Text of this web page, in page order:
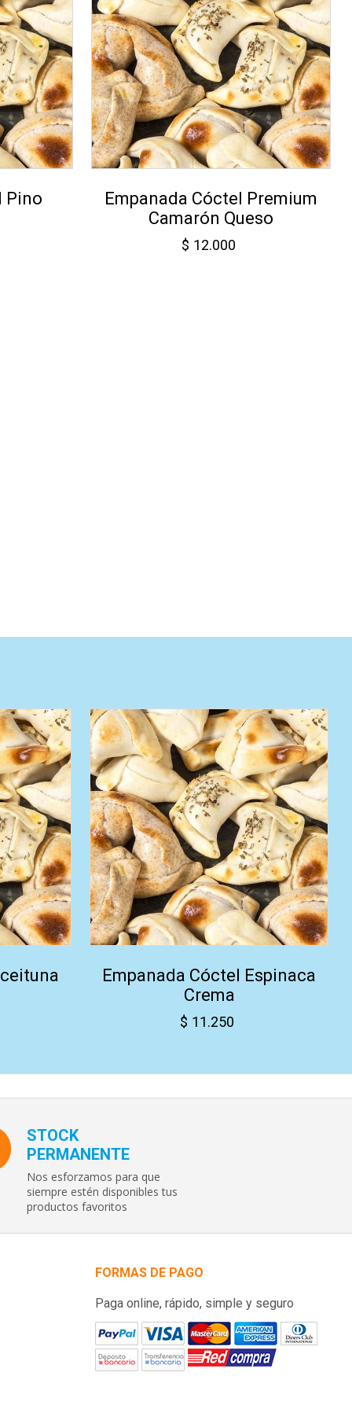
Pino
Empanada Cóctel Premium
Camarón Queso
$ 12.000
Empanada Cóctel Espinaca
Crema
$ 11.250
STOCK
PERMANENTE
Nos esforzamos para que
siempre estén disponibles tus
productos favoritos
FORMAS DE PAGO
Paga online, rápido, simple y seguro